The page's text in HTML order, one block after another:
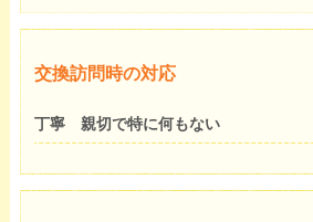
交換訪問時の対応
丁寧 親切で特に何もない